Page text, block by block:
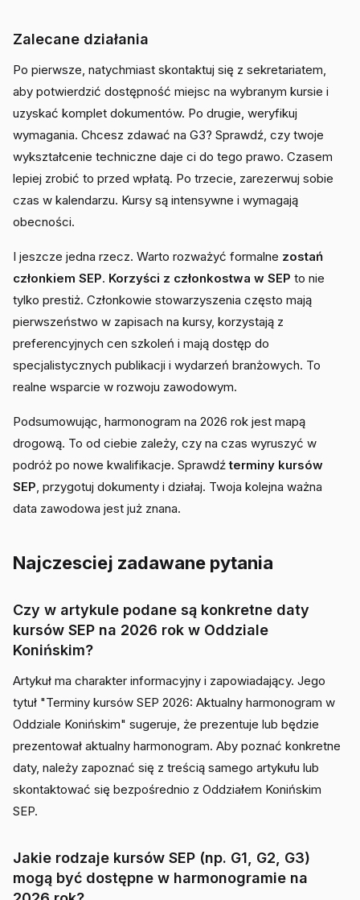
Zalecane działania
Po pierwsze, natychmiast skontaktuj się z sekretariatem,
aby potwierdzić dostępność miejsc na wybranym kursie i
uzyskać komplet dokumentów. Po drugie, weryfikuj
wymagania. Chcesz zdawać na G3? Sprawdź, czy twoje
wykształcenie techniczne daje ci do tego prawo. Czasem
lepiej zrobić to przed wpłatą. Po trzecie, zarezerwuj sobie
czas w kalendarzu. Kursy są intensywne i wymagają
obecności.
I jeszcze jedna rzecz. Warto rozważyć formalne zostań
członkiem SEP. Korzyści z członkostwa w SEP to nie
tylko prestiż. Członkowie stowarzyszenia często mają
pierwszeństwo w zapisach na kursy, korzystają z
preferencyjnych cen szkoleń i mają dostęp do
specjalistycznych publikacji i wydarzeń branżowych. To
realne wsparcie w rozwoju zawodowym.
Podsumowując, harmonogram na 2026 rok jest mapą
drogową. To od ciebie zależy, czy na czas wyruszyć w
podróż po nowe kwalifikacje. Sprawdźterminy kursów
SEP , przygotuj dokumenty i działaj. Twoja kolejna ważna
data zawodowa jest już znana.
Najczesciej zadawane pytania
Czy w artykule podane są konkretne daty
kursów SEP na 2026 rok w Oddziale
Konińskim?
Artykuł ma charakter informacyjny i zapowiadający. Jego
tytuł "Terminy kursów SEP 2026: Aktualny harmonogram w
Oddziale Konińskim" sugeruje, że prezentuje lub będzie
prezentował aktualny harmonogram. Aby poznać konkretne
daty, należy zapoznać się z treścią samego artykułu lub
skontaktować się bezpośrednio z Oddziałem Konińskim
SEP.
Jakie rodzaje kursów SEP (np. G1, G2, G3)
mogą być dostępne w harmonogramie na